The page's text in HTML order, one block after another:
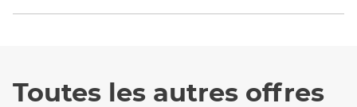
Toutes les autres offres